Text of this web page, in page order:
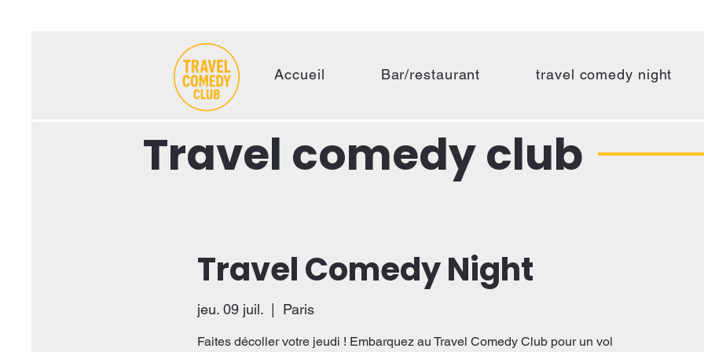
Accueil Bar/restaurant travel comedy night
Travel comedy club
Travel Comedy Night
jeu. 09 juil.
  |
Paris
Faites décoller votre jeudi ! Embarquez au Travel Comedy Club pour un vol